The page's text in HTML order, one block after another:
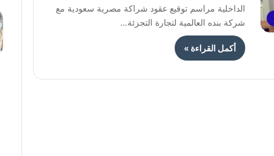
الداخلية مراسم توقيع عقود شراكة مصرية سعودية مع
شركة بنده العالمية لتجارة التجزئة…
أكمل القراءة »